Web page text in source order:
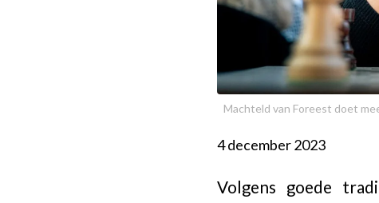
Machteld van Foreest doet
4 december 2023
Volgens goede